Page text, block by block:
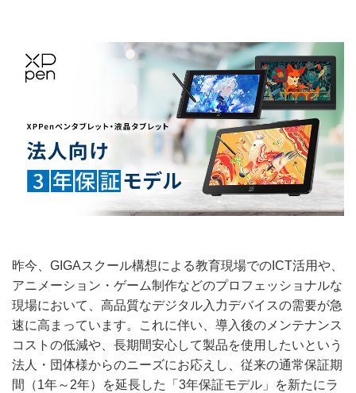
昨今、GIGAスクール構想による教育現場でのICT活用や、
アニメーション・ゲーム制作などのプロフェッショナルな
現場において、高品質なデジタル入力デバイスの需要が急
速に高まっています。これに伴い、導入後のメンテナンス
コストの低減や、長期間安心して製品を使用したいという
法人・団体様からのニーズにお応えし、従来の通常保証期
間（1年～2年）を延長した「3年保証モデル」を新たにラ